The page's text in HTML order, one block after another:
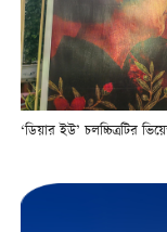
‘ডিয়ার ইউ’ চলচ্চিত্রটির